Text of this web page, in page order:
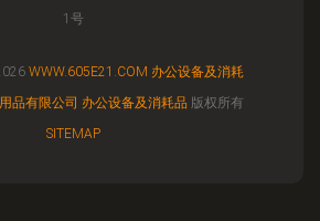
1号
WWW.605E21.COM 办公设备及消耗
品有限公司 办公设备及消耗品 版权所有
SITEMAP